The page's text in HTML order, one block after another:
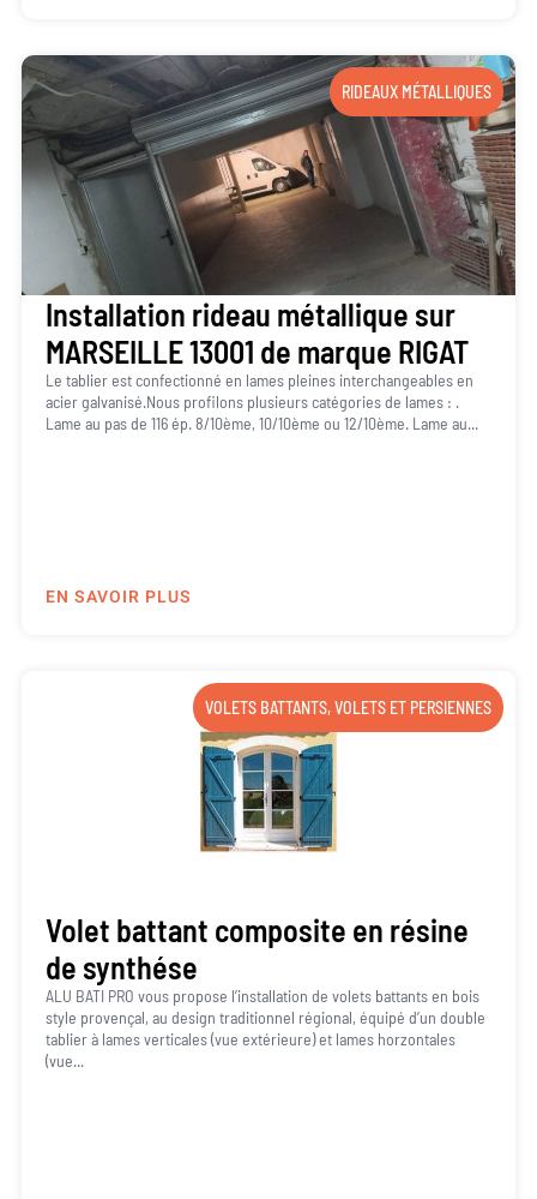
RIDEAUX MÉTALLIQUES
Installation rideau métallique sur
MARSEILLE 13001 de marque RIGAT
Le tablier est confectionné en lames pleines interchangeables en
acier galvanisé.Nous profilons plusieurs catégories de lames : .
Lame au pas de 116 ép. 8/10ème, 10/10ème ou 12/10ème. Lame au...
EN SAVOIR PLUS
VOLETS BATTANTS,VOLETS ET PERSIENNES
Volet battant composite en résine
de synthése
ALU BATI PRO vous propose l’installation de volets battants en bois
style provençal, au design traditionnel régional, équipé d’un double
tablier à lames verticales (vue extérieure) et lames horzontales
(vue...